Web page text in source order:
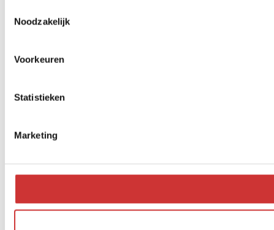
Noodzakelijk
Voorkeuren
Statistieken
Marketing